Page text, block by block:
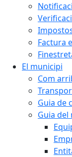
Factura
El municipi
Com
Guia de
Guia del